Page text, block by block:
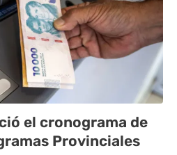
el cronograma de
Provinciales